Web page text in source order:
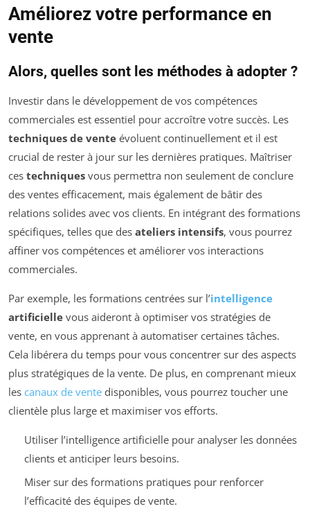
Améliorez votre performance en
vente
Alors, quelles sont les méthodes à adopter ?
Investir dans le développement de vos compétences
commerciales est essentiel pour accroître votre succès. Les
techniques de vente évoluent continuellement et il est
crucial de rester à jour sur les dernières pratiques. Maîtriser
ces techniques vous permettra non seulement de conclure
des ventes efficacement, mais également de bâtir des
relations solides avec vos clients. En intégrant des formations
spécifiques, telles que des ateliers intensifs, vous pourrez
affiner vos compétences et améliorer vos interactions
commerciales.
Par exemple, les formations centrées sur l’intelligence
artificielle vous aideront à optimiser vos stratégies de
vente, en vous apprenant à automatiser certaines tâches.
Cela libérera du temps pour vous concentrer sur des aspects
plus stratégiques de la vente. De plus, en comprenant mieux
les canaux de vente disponibles, vous pourrez toucher une
clientèle plus large et maximiser vos efforts.
Utiliser l’intelligence artificielle pour analyser les données
clients et anticiper leurs besoins.
Miser sur des formations pratiques pour renforcer
l’efficacité des équipes de vente.